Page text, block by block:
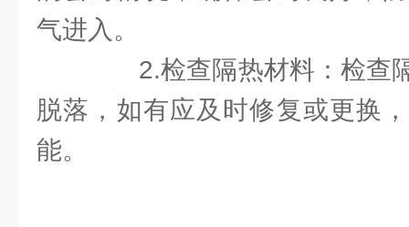
气进入。
2.检查隔热材料：检查
脱落，如有应及时修复或更换
能。